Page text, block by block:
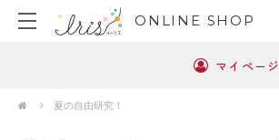
ONLINE SHOP
マイページ
夏の自由研究！